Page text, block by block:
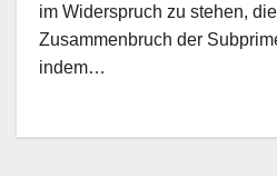
im Widerspruch zu stehen,
Zusammenbruch der
indem…